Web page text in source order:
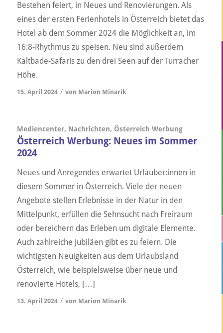
Bestehen feiert, in Neues und Renovierungen. Als
eines der ersten Ferienhotels in Österreich bietet das
Hotel ab dem Sommer 2024 die Möglichkeit an, im
16:8-Rhythmus zu speisen. Neu sind außerdem
Kaltbade-Safaris zu den drei Seen auf der Turracher
Höhe.
15. April 2024 / von Marion Minarik
Mediencenter, Nachrichten, Österreich Werbung
Österreich Werbung: Neues im Sommer
2024
Neues und Anregendes erwartet Urlauber:innen in
diesem Sommer in Österreich. Viele der neuen
Angebote stellen Erlebnisse in der Natur in den
Mittelpunkt, erfüllen die Sehnsucht nach Freiraum
oder bereichern das Erleben um digitale Elemente.
Auch zahlreiche Jubiläen gibt es zu feiern. Die
wichtigsten Neuigkeiten aus dem Urlaubsland
Österreich, wie beispielsweise über neue und
renovierte Hotels, […]
13. April 2024 / von Marion Minarik